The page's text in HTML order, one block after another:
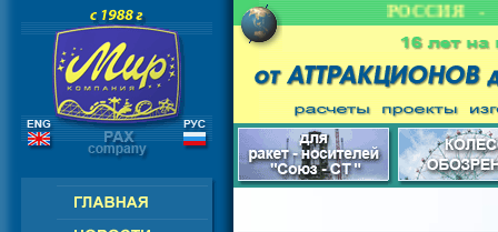
РОССИЯ -